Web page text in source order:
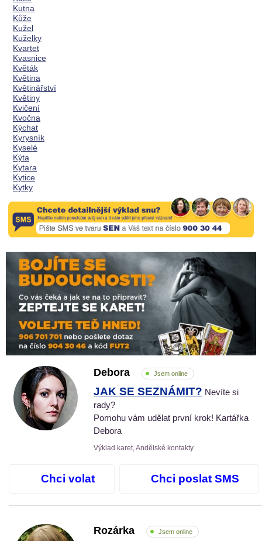
Kutna
Kůže
Kužel
Kuželky
Kvartet
Kvasnice
Květák
Květina
Květinářství
Květiny
Kvičení
Kvočna
Kýchat
Kyrysník
Kyselé
Kýta
Kytara
Kytice
Kytky
Debora Jsem online
JAK SE SEZNÁMIT? Nevíte si
rady?
Pomohu vám udělat první krok! Kartářka
Debora
Výklad karet, Andělské kontakty
Chci volat Chci poslat SMS
Rozárka Jsem online